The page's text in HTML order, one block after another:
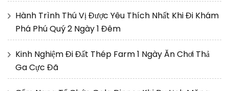
Hành Trình Thú Vị Được Yêu Thích Nhất Khi Đi Khám
Phá Phú Quý 2 Ngày 1 Đêm
Kinh Nghiệm Đi Đất Thép Farm 1 Ngày Ăn Chơi Thả
Ga Cực Đã